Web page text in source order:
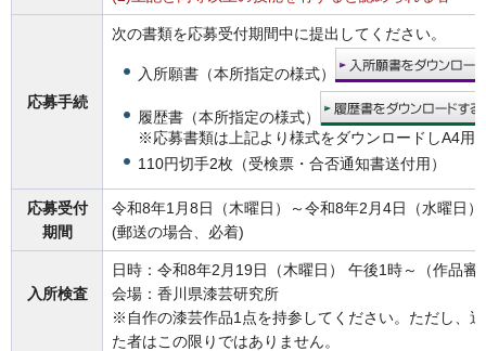
応募手続
次の書類を応募受付期間中に提出してください。
入所願書（本所指定の様式）
履歴書（本所指定の様式）
※応募書類は上記より様式をダウンロードしA4用
110円切手2枚（受検票・合否通知書送付用）
応募受付
期間
令和8年1月8日（木曜日）～令和8年2月4日（水曜日）
(郵送の場合、必着)
入所検査
日時：令和8年2月19日（木曜日） 午後1時～（作品審
会場：香川県漆芸研究所
※自作の漆芸作品1点を持参してください。ただし、
た者はこの限りではありません。